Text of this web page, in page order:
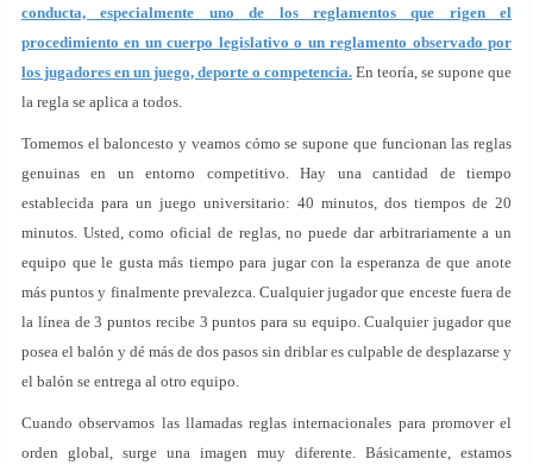
conducta, especialmente uno de los reglamentos que rigen el
procedimiento en un cuerpo legislativo o un reglamento observado por
los jugadores en un juego, deporte o competencia. En teoría, se supone que
la regla se aplica a todos.
Tomemos el baloncesto y veamos cómo se supone que funcionan las reglas
genuinas en un entorno competitivo. Hay una cantidad de tiempo
establecida para un juego universitario: 40 minutos, dos tiempos de 20
minutos. Usted, como oficial de reglas, no puede dar arbitrariamente a un
equipo que le gusta más tiempo para jugar con la esperanza de que anote
más puntos y finalmente prevalezca. Cualquier jugador que enceste fuera de
la línea de 3 puntos recibe 3 puntos para su equipo. Cualquier jugador que
posea el balón y dé más de dos pasos sin driblar es culpable de desplazarse y
el balón se entrega al otro equipo.
Cuando observamos las llamadas reglas internacionales para promover el
orden global, surge una imagen muy diferente. Básicamente, estamos